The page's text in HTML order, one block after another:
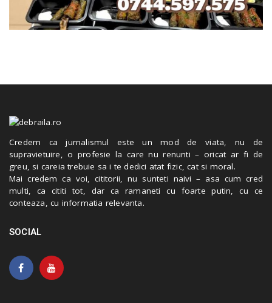
Credem ca jurnalismul este un mod de viata, nu de
supravietuire, o profesie la care nu renunti – oricat ar fi de
greu, si careia trebuie sa i te dedici atat fizic, cat si moral.
Mai credem ca voi, cititorii, nu sunteti naivi – asa cum cred
multi, ca cititi tot, dar ca ramaneti cu foarte putin, cu ce
conteaza, cu informatia relevanta.
SOCIAL